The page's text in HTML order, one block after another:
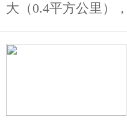
大（0.4平方公里）